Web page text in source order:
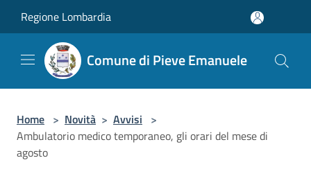
Regione Lombardia
Comune di Pieve Emanuele
Home > Novità > Avvisi >
Ambulatorio medico temporaneo, gli orari del mese di
agosto